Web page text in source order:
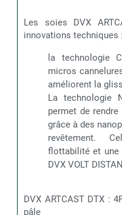
Les soies DVX
innovations techniques :
la technologie
micros
améliorent la
La technologie
permet de
grâce à des
revêtement.
flottabilité et une
DVX VOLT
DVX ARTCAST DTX :
pâle